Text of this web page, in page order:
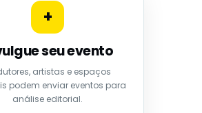
+
seu evento
artistas e espaços
podem enviar eventos para
análise editorial.